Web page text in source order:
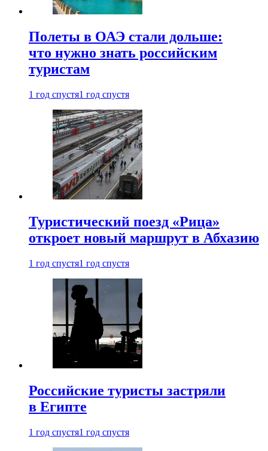
Полеты в ОАЭ стали дольше:
что нужно знать российским
туристам
1 год спустя1 год спустя
Туристический поезд «Рица»
откроет новый маршрут в Абхазию
1 год спустя1 год спустя
Российские туристы застряли
в Египте
1 год спустя1 год спустя